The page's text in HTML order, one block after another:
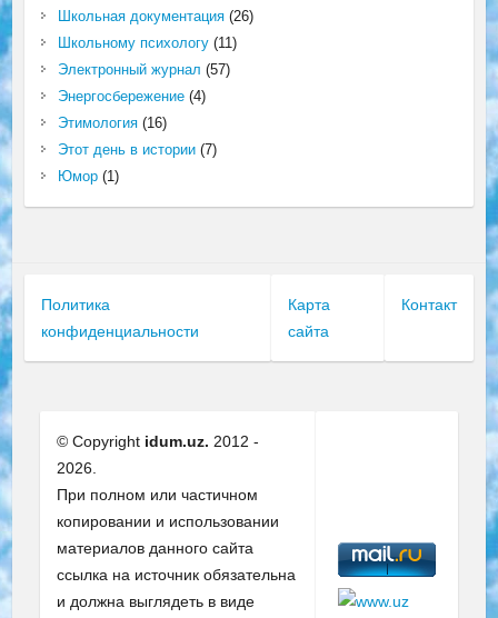
Школьная документация(26)
Школьному психологу(11)
Электронный журнал (57)
Энергосбережение(4)
Этимология(16)
Этот день в истории(7)
Юмор(1)
Политика
конфиденциальности
Карта
сайта
Контакт
© Copyright idum.uz. 2012 -
2026.
При полном или частичном
копировании и использовании
материалов данного сайта
ссылка на источник обязательна
и должна выглядеть в виде